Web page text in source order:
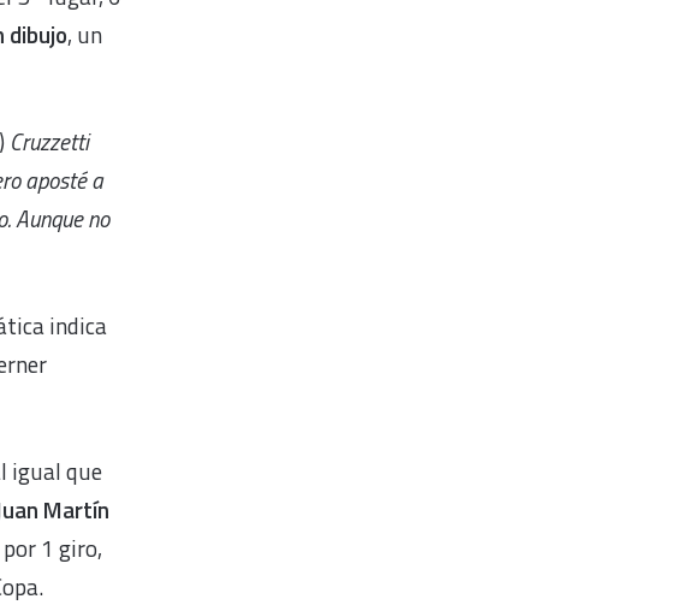
dibujo, un
Cruzzetti
aposté a
Aunque no
indica
igual que
Martín
1 giro,